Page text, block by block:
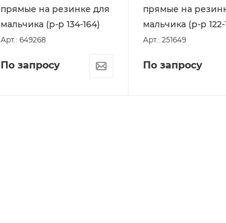
прямые на резинке для
мальчика (р-р 134-164)
Арт.: 649268
По запросу
прямые на
мальчика (р-р 122-
Арт.: 251649
По запросу